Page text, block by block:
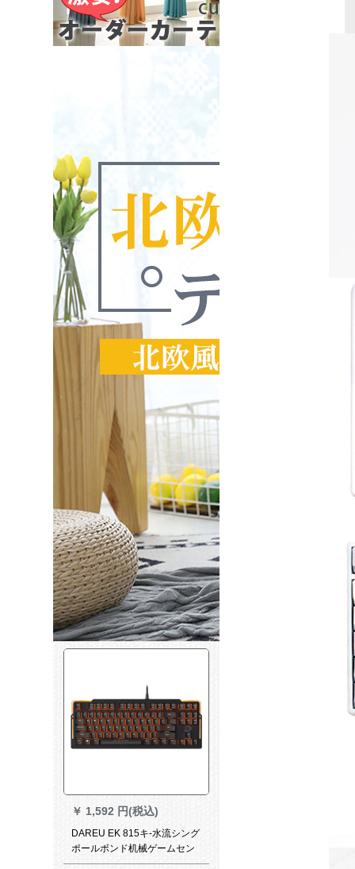
￥ 1,592 円(税込)
DAREU EK 815キ-水流シング
ポールボンド机械ゲームセン
ターミッキーボックスボック